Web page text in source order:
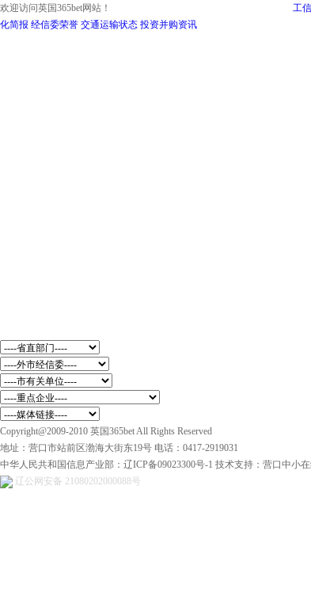
欢迎访问英国365bet网站！ 工
化简报 经信委荣誉 交通运输状态 投资并购资讯
Copyright@2009-2010 英国365bet All Rights Reserved
地址：营口市站前区渤海大街东19号 电话：0417-2919031
中华人民共和国信息产业部：辽ICP备09023300号-1 技术支持：营口中小
辽公网安备 21080202000088号